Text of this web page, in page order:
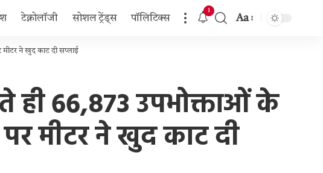
टेक्नोलॉजी सोशल ट्रेंड्स पॉलिटिक्स
1
Aa
मीटर ने खुद काट दी सप्लाई
ही 66,873 उपभोक्ताओं के
पर मीटर ने खुद काट दी